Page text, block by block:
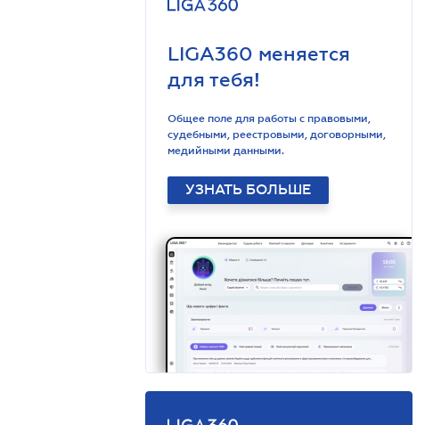
LIGA360 меняется
для тебя!
Общее поле для работы с правовыми,
судебными, реестровыми, договорными,
медийными данными.
УЗНАТЬ БОЛЬШЕ